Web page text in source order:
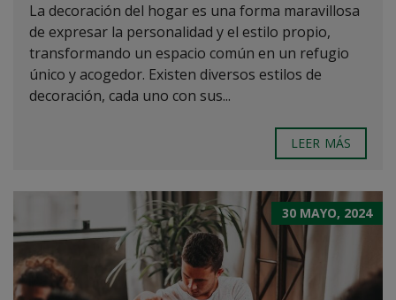
La decoración del hogar es una forma maravillosa
de expresar la personalidad y el estilo propio,
transformando un espacio común en un refugio
único y acogedor. Existen diversos estilos de
decoración, cada uno con sus...
LEER MÁS
30 MAYO, 2024